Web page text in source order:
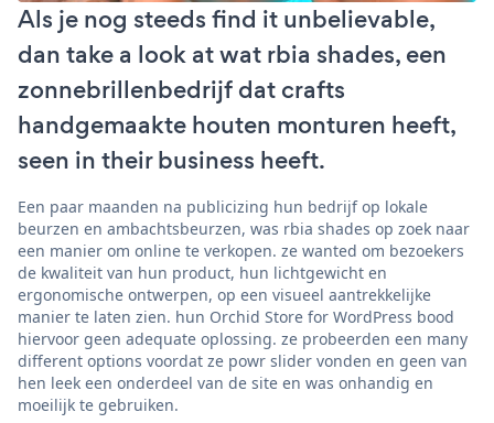
Als je nog steeds find it unbelievable,
dan take a look at wat rbia shades, een
zonnebrillenbedrijf dat crafts
handgemaakte houten monturen heeft,
seen in their business heeft.
Een paar maanden na publicizing hun bedrijf op lokale
beurzen en ambachtsbeurzen, was rbia shades op zoek naar
een manier om online te verkopen. ze wanted om bezoekers
de kwaliteit van hun product, hun lichtgewicht en
ergonomische ontwerpen, op een visueel aantrekkelijke
manier te laten zien. hun Orchid Store for WordPress bood
hiervoor geen adequate oplossing. ze probeerden een many
different options voordat ze powr slider vonden en geen van
hen leek een onderdeel van de site en was onhandig en
moeilijk te gebruiken.